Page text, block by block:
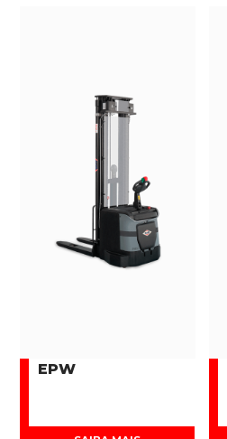
EPW